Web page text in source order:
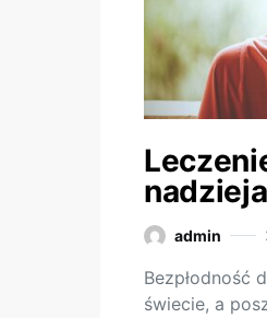
admin
Bezpłodność
świecie, a